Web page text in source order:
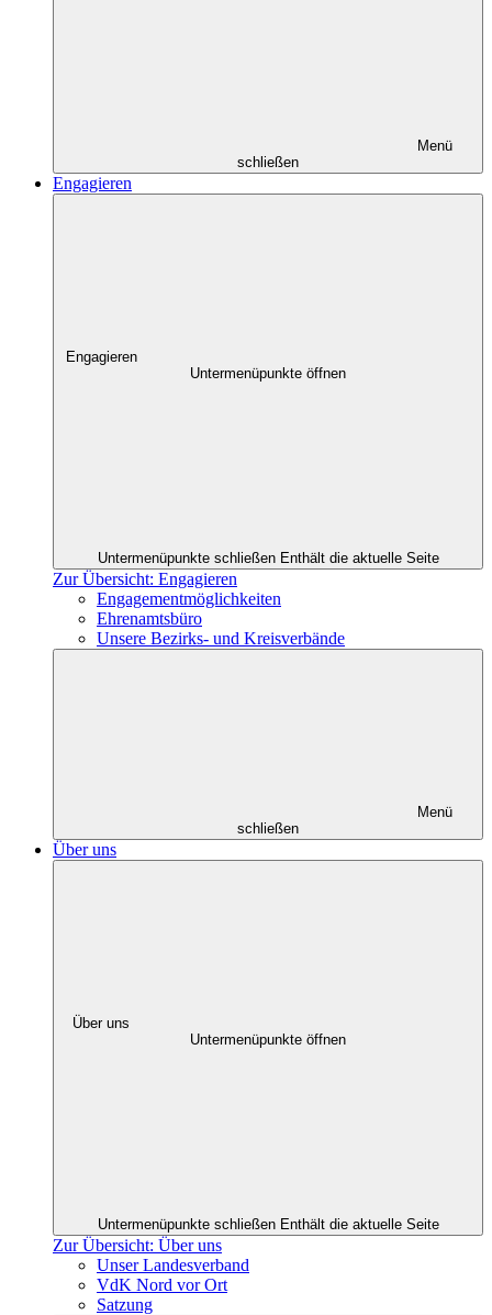
Menü
schließen
Engagieren
Engagieren
Untermenüpunkte öffnen
Untermenüpunkte schließen Enthält die aktuelle Seite
Zur Übersicht: Engagieren
Engagementmöglichkeiten
Ehrenamtsbüro
Unsere Bezirks- und Kreisverbände
Menü
schließen
Über uns
Über uns
Untermenüpunkte öffnen
Untermenüpunkte schließen Enthält die aktuelle Seite
Zur Übersicht: Über uns
Unser Landesverband
VdK Nord vor Ort
Satzung